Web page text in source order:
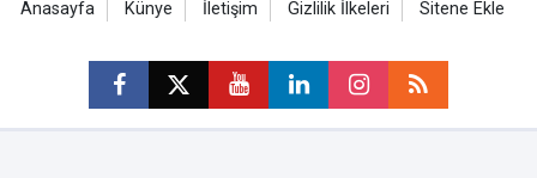
Anasayfa Künye İletişim Gizlilik İlkeleri Sitene Ekle